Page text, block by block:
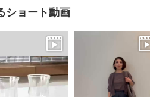
ショート動画